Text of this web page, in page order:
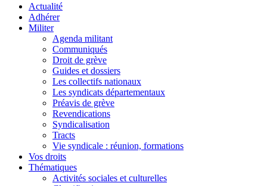
Actualité
Adhérer
Militer
Agenda militant
Communiqués
Droit de grève
Guides et dossiers
Les collectifs nationaux
Les syndicats départementaux
Préavis de grève
Revendications
Syndicalisation
Tracts
Vie syndicale : réunion, formations
Vos droits
Thématiques
Activités sociales et culturelles